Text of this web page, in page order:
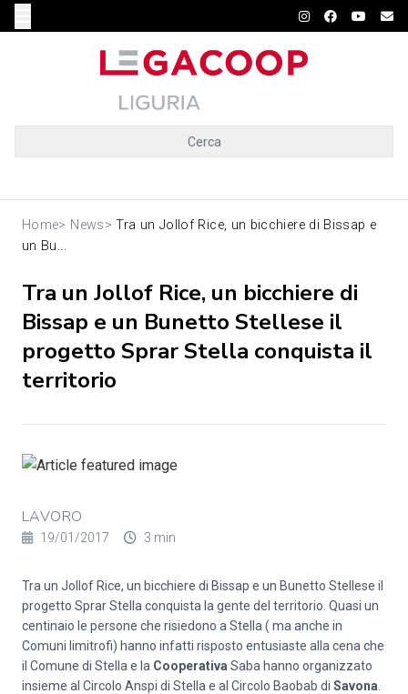
Cerca
Home> News> Tra un Jollof Rice, un bicchiere di Bissap e
un Bu...
Tra un Jollof Rice, un bicchiere di
Bissap e un Bunetto Stellese il
progetto Sprar Stella conquista il
territorio
LAVORO
19/01/2017 3 min
Tra un Jollof Rice, un bicchiere di Bissap e un Bunetto Stellese il
progetto Sprar Stella conquista la gente del territorio. Quasi un
centinaio le persone che risiedono a Stella ( ma anche in
Comuni limitrofi) hanno infatti risposto entusiaste alla cena che
il Comune di Stella e la Cooperativa Saba hanno organizzato
insieme al Circolo Anspi di Stella e al Circolo Baobab di Savona